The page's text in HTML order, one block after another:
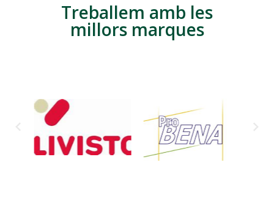
Treballem amb les
millors marques